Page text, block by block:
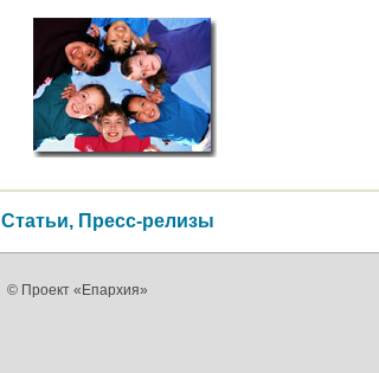
Статьи, Пресс-релизы
© Проект «Епархия»